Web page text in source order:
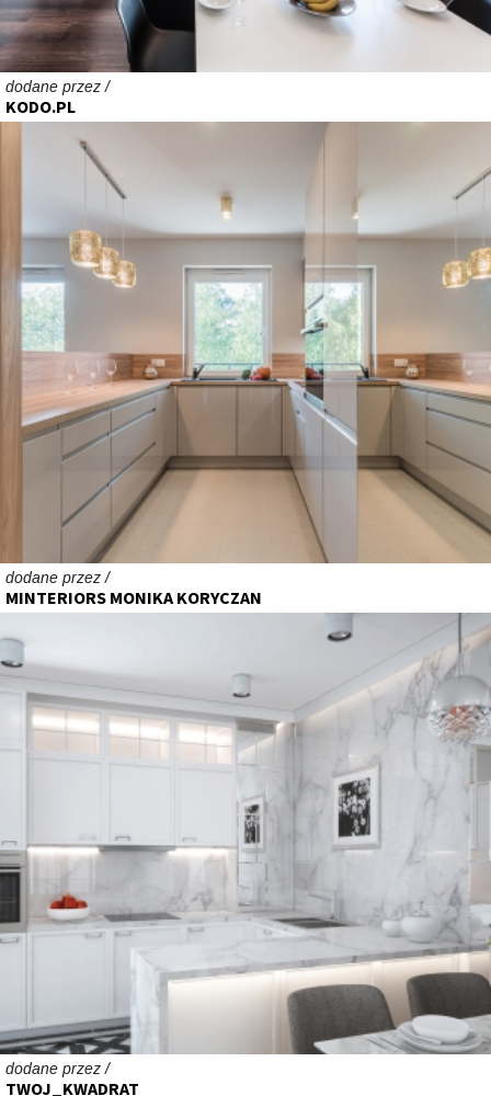
dodane przez /
KODO.PL
dodane przez /
MINTERIORS MONIKA KORYCZAN
dodane przez /
TWOJ_KWADRAT